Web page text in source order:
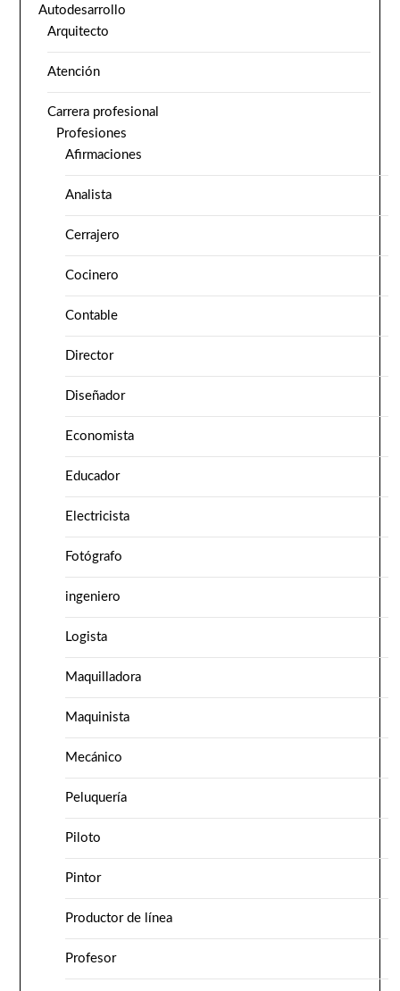
Autodesarrollo
Arquitecto
Atención
Carrera profesional
Profesiones
Afirmaciones
Analista
Cerrajero
Cocinero
Contable
Director
Diseñador
Economista
Educador
Electricista
Fotógrafo
ingeniero
Logista
Maquilladora
Maquinista
Mecánico
Peluquería
Piloto
Pintor
Productor de línea
Profesor